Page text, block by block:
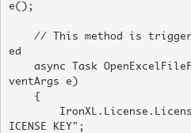
e();
ed
ventArgs e)
ICENSE KEY";